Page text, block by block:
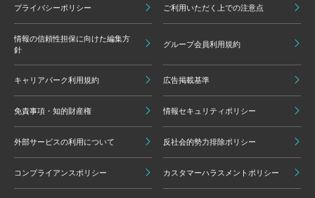
プライバシーポリシー ご利用いただく上での注意点
情報の信頼性担保に向けた編集方
針
グループ会員利用規約
キャリアパーク利用規約 広告掲載基準
免責事項・知的財産権 情報セキュリティポリシー
外部サービスの利用について 反社会的勢力排除ポリシー
コンプライアンスポリシー カスタマーハラスメントポリシー